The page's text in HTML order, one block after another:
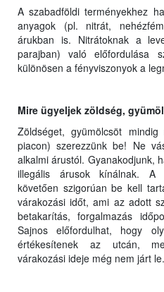
A szabadföldi terményekhez
anyagok (pl. nitrát,
árukban is. Nitrátoknak a
parajban) való előfordulása
különösen a fényviszonyok a
Mire ügyeljek zöldség,
Zöldséget, gyümölcsöt
piacon) szerezzünk be! Ne
alkalmi árustól. Gyanakodjunk,
illegális árusok kínálnak. A
követően szigorúan be kell
várakozási időt, ami az adott
betakarítás, forgalmazás
Sajnos előfordulhat, hogy
értékesítenek az utcán,
várakozási ideje még nem járt le.